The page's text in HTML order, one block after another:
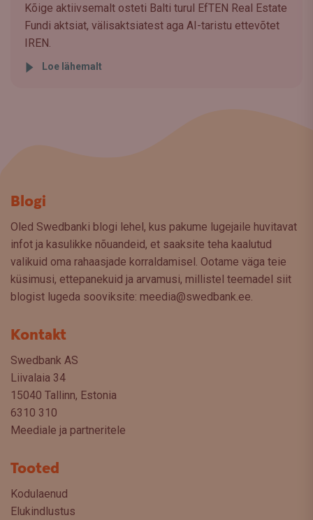
Kõige aktiivsemalt osteti Balti turul EfTEN Real Estate
Fundi aktsiat, välisaktsiatest aga AI-taristu ettevõtet
IREN.
Loe lähemalt
Blogi
Oled Swedbanki blogi lehel, kus pakume lugejaile huvitavat
infot ja kasulikke nõuandeid, et saaksite teha kaalutud
valikuid oma rahaasjade korraldamisel. Ootame väga teie
küsimusi, ettepanekuid ja arvamusi, millistel teemadel siit
blogist lugeda sooviksite: meedia@swedbank.ee.
Kontakt
Swedbank AS
Liivalaia 34
15040 Tallinn, Estonia
6310 310
Meediale ja partneritele
Tooted
Kodulaenud
Elukindlustus